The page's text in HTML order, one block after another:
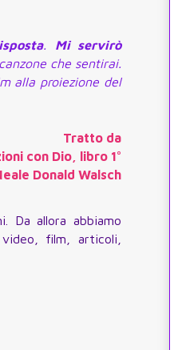
. Mi servirò
che sentirai.
alla proiezione del
Tratto da
con Dio, libro 1°
Donald Walsch
Da allora abbiamo
film, articoli,